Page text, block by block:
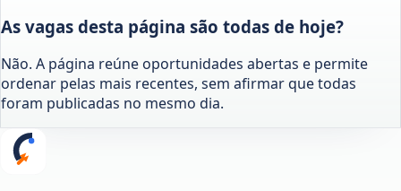
As vagas desta página são todas de hoje?
Não. A página reúne oportunidades abertas e permite
ordenar pelas mais recentes, sem afirmar que todas
foram publicadas no mesmo dia.